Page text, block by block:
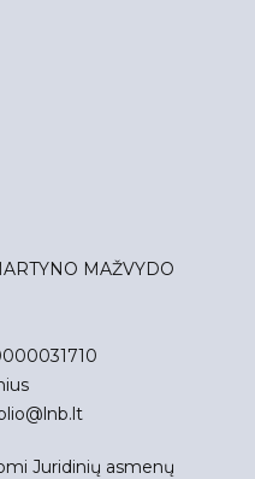
MAŽVYDO
Juridinių asmenų